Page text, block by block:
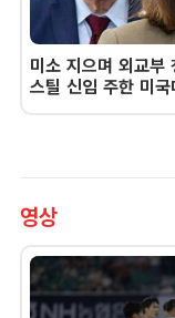
미소 지으며 외교부
스틸 신임 주한 미국
영상